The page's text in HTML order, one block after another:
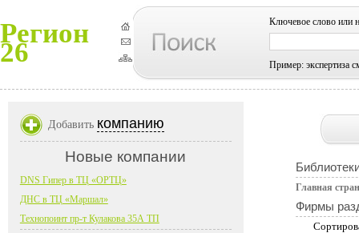
Регион
26
Ключевое слово или
Пример: экспертиза
Главная
Фирмы
Добавить компанию
Новые компании
DNS Гипер в ТЦ «ОРТЦ»
ДНС в ТЦ «Маршал»
Технопоинт пр-т Кулакова 35А ТП